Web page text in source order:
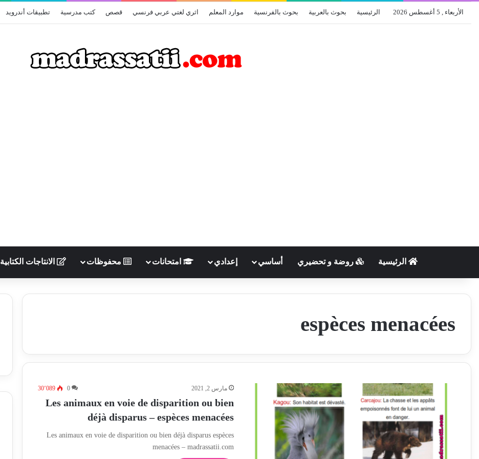
الأربعاء , 5 أغسطس 2026 الرئيسية بحوث بالعربية بحوث بالفرنسية موارد المعلم اثري لغتي عربي فرنسي قصص كتب مدرسية تطبيقات أندرويد
الرئيسية روضة و تحضيري أساسي إعدادي امتحانات محفوظات الانتاجات الكتابية
espèces menacées
مارس 2, 2021 0 30٬089
Les animaux en voie de disparition ou bien
déjà disparus – espèces menacées
Les animaux en voie de disparition ou bien déjà disparus espèces
menacées – madrassatii.com